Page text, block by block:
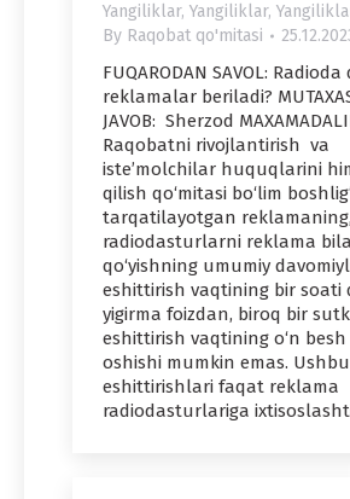
Yangiliklar, Yangiliklar,
By Raqobat qo'mitasi
FUQARODAN SAVOL:
reklamalar beriladi?
JAVOB: Sherzod
Raqobatni rivojlantirish va
iste’molchilar huquqlarini
qilish qo‘mitasi bo‘lim
tarqatilayotgan reklamaning,
radiodasturlarni reklama
qo‘yishning umumiy
eshittirish vaqtining bir soati
yigirma foizdan, biroq bir
eshittirish vaqtining o‘n
oshishi mumkin emas.
eshittirishlari faqat reklama
radiodasturlariga